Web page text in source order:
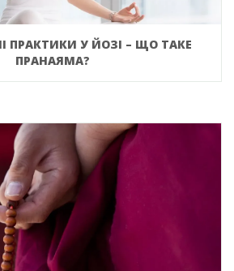
ПРАКТИКИ У ЙОЗІ – ЩО ТАКЕ
ПРАНАЯМА?